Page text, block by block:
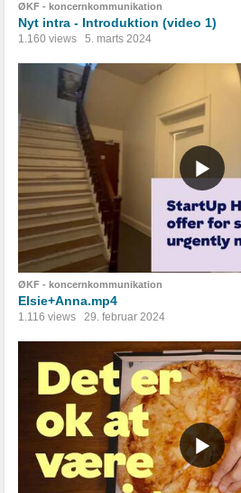
ØKF - koncernkommunikation
Nyt intra - Introduktion (video 1)
1.160 views 5. marts 2024
ØKF - koncernkommunikation
Elsie+Anna.mp4
1.116 views 29. februar 2024